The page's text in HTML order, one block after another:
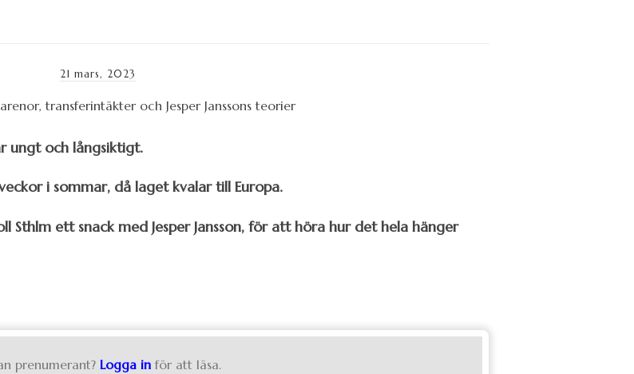
21 mars, 2023
ungt och långsiktigt.
i sommar, då laget kvalar till Europa.
Sthlm ett snack med Jesper Jansson, för att höra hur det hela hänger
prenumerant? Logga in för att läsa.